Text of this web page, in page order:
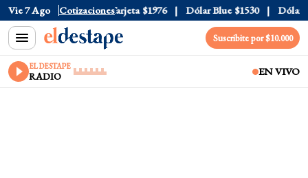
Vie 7 Ago Cotizaciones
$1520 Dólar Tarjeta $1976 Dólar Blue $1530 Dólar CCL
Suscribite por $10.000
EL DESTAPE
RADIO EN VIVO